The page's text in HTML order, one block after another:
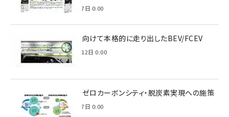
2022年7月7日 0:00
脱炭素に向けて本格的に走り出したBEV/FCEV
2022年6月12日 0:00
環境省のゼロカーボンシティ・脱炭素実現への施策
2021年3月7日 0:00